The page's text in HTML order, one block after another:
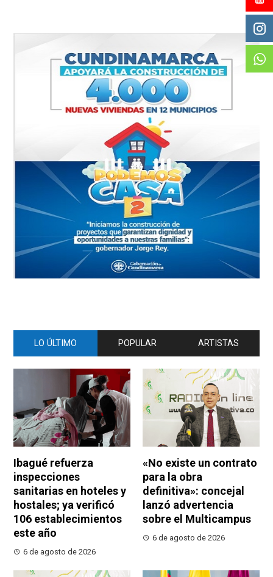
LO ÚLTIMO POPULAR ARTISTAS
Ibagué refuerza
inspecciones
sanitarias en hoteles y
hostales; ya verificó
106 establecimientos
este año
6 de agosto de 2026
«No existe un contrato
para la obra
definitiva»: concejal
lanzó advertencia
sobre el Multicampus
6 de agosto de 2026